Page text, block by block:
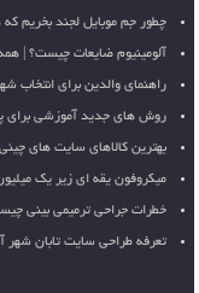
چطور جم موبایل لجند بخریم
آلومینیوم ضایعات چیست؟ |
راهنمای والدین برای انتخاب
روش های جدید آموزشی برای
بهترین کالاهای سایت های
میکروفون یقه ای زیر یک
خطرات جراحی ترمیمی بینی
تعرفه طراحی سایت تابان